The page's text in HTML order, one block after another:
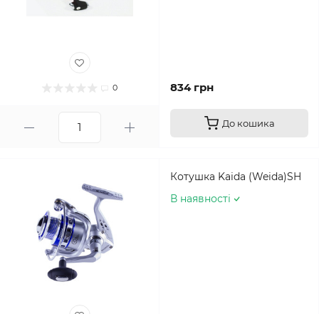
0 834 грн
До кошика
Котушка Kaida (Weida)SH
В наявності